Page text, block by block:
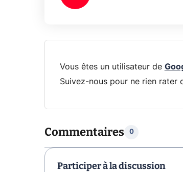
Vous êtes un utilisateur de
Suivez-nous pour ne rien rater
Commentaires 0
Participer à la discussion